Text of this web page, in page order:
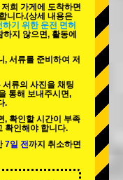
희 가게에 도착하면
니다.(상세 내용은
하기 위한 운전 면허
지 않으면, 활동에
, 서류를 준비하여 저
류의 사진을 채팅
통해 보내주시면,
.
, 확인할 시간이 부족
확인해야 합니다.
7일 전까지 취소하면